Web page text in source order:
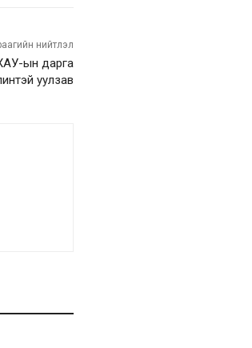
нийтлэл
ын дарга
уулзав